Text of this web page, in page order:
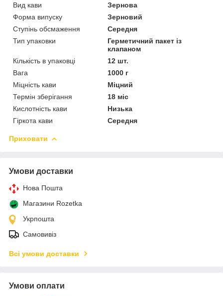
Вид кави
Зернова
Форма випуску
Зерновий
Ступінь обсмаження
Середня
Тип упаковки
Герметичний пакет із
клапаном
Кількість в упаковці
12 шт.
Вага
1000 г
Міцність кави
Міцний
Термін зберігання
18 міс
Кислотність кави
Низька
Гіркота кави
Середня
Приховати
Умови доставки
Нова Пошта
Магазини Rozetka
Укрпошта
Самовивіз
Всі умови доставки
Умови оплати